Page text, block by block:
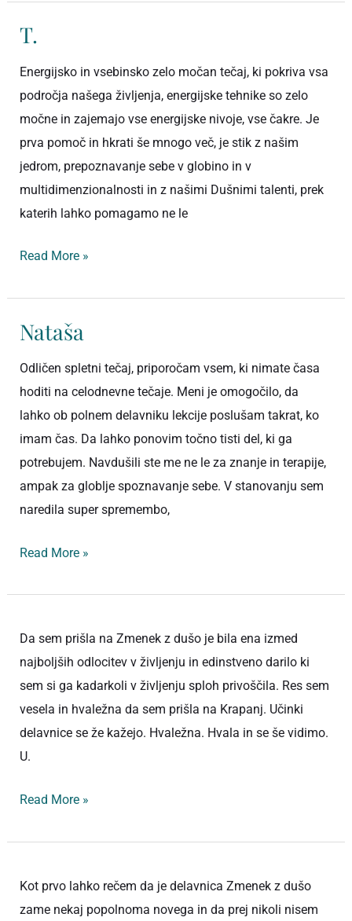
T.
Energijsko in vsebinsko zelo močan tečaj, ki pokriva vsa
področja našega življenja, energijske tehnike so zelo
močne in zajemajo vse energijske nivoje, vse čakre. Je
prva pomoč in hkrati še mnogo več, je stik z našim
jedrom, prepoznavanje sebe v globino in v
multidimenzionalnosti in z našimi Dušnimi talenti, prek
katerih lahko pomagamo ne le
T.
Read More »
Nataša
Odličen spletni tečaj, priporočam vsem, ki nimate časa
hoditi na celodnevne tečaje. Meni je omogočilo, da
lahko ob polnem delavniku lekcije poslušam takrat, ko
imam čas. Da lahko ponovim točno tisti del, ki ga
potrebujem. Navdušili ste me ne le za znanje in terapije,
ampak za globlje spoznavanje sebe. V stanovanju sem
naredila super spremembo,
Nataša
Read More »
Da sem prišla na Zmenek z dušo je bila ena izmed
najboljših odlocitev v življenju in edinstveno darilo ki
sem si ga kadarkoli v življenju sploh privoščila. Res sem
vesela in hvaležna da sem prišla na Krapanj. Učinki
delavnice se že kažejo. Hvaležna. Hvala in se še vidimo.
U.
Read More »
Kot prvo lahko rečem da je delavnica Zmenek z dušo
zame nekaj popolnoma novega in da prej nikoli nisem